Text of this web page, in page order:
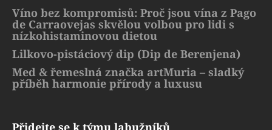
Víno bez kompromisů: Proč jsou vína z Pago
de Carraovejas skvělou volbou pro lidi s
nízkohistaminovou dietou
Lilkovo-pistáciový dip (Dip de Berenjena)
Med & řemeslná značka artMuria – sladký
příběh harmonie přírody a luxusu
Přidejte se k týmu labužníků